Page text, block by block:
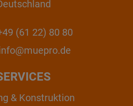
(61 22) 80 80
& Konstruktion